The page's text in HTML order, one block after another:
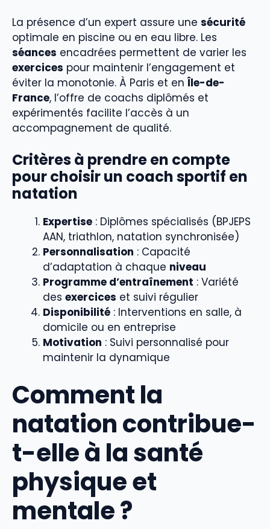
La présence d’un expert assure une sécurité
optimale en piscine ou en eau libre. Les
séances encadrées permettent de varier les
exercices pour maintenir l’engagement et
éviter la monotonie. À Paris et en Île-de-
France, l’offre de coachs diplômés et
expérimentés facilite l’accès à un
accompagnement de qualité.
Critères à prendre en compte
pour choisir un coach sportif en
natation
Expertise : Diplômes spécialisés (BPJEPS
AAN, triathlon, natation synchronisée)
Personnalisation : Capacité
d’adaptation à chaque niveau
Programme d’entraînement : Variété
des exercices et suivi régulier
Disponibilité : Interventions en salle, à
domicile ou en entreprise
Motivation : Suivi personnalisé pour
maintenir la dynamique
Comment la
natation contribue-
t-elle à la santé
physique et
mentale ?